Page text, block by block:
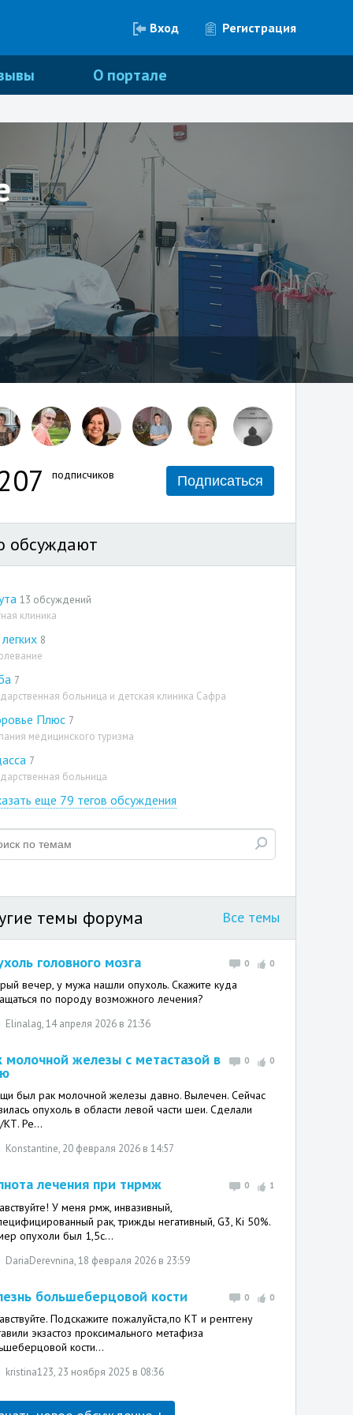
Регистрация
Вход
О портале
подписчиков Подписаться
обсуждают
13 обсуждений
клиника
8
7
больница и детская клиника Сафра
Плюс 7
медицинского туризма
7
больница
еще 79 тегов обсуждения
Все темы
темы форума
0 0
головного мозга
вечер, у мужа нашли опухоль. Скажите куда
по породу возможного лечения?
Elinalag, 14 апреля 2026 в 21:36
0 0
молочной железы с метастазой в
был рак молочной железы давно. Вылечен. Сейчас
опухоль в области левой части шеи. Сделали
Ре...
Konstantine, 20 февраля 2026 в 14:57
0 1
лечения при тнрмж
У меня рмж, инвазивный,
рак, трижды негативный, G3, Ki 50%.
опухоли был 1,5с...
DariaDerevnina, 18 февраля 2026 в 23:59
0 0
большеберцовой кости
Подскажите пожалуйста,по КТ и рентгену
экзастоз проксимального метафиза
кости...
kristina123, 23 ноября 2025 в 08:36